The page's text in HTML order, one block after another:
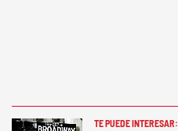
TE PUEDE INTERESAR: